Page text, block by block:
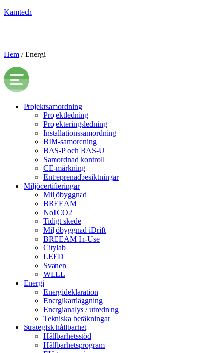
Kamtech
Hem /Energi
Projektsamordning
Projektledning
Projekteringsledning
Installationssamordning
BIM-samordning
BAS-P och BAS-U
Samordnad kontroll
CE-märkning
Entreprenadbesiktningar
Miljöcertifieringar
Miljöbyggnad
BREEAM
NollCO2
Tidigt skede
Miljöbyggnad iDrift
BREEAM In-Use
Citylab
LEED
Svanen
WELL
Energi
Energideklaration
Energikartläggning
Energianalys / utredning
Tekniska beräkningar
Strategisk hållbarhet
Hållbarhetsstöd
Hållbarhetsprogram